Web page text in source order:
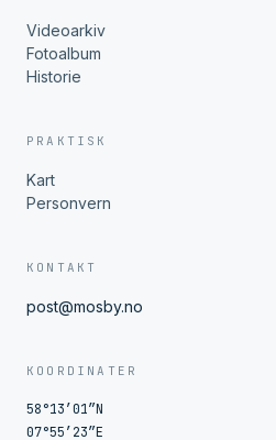
Videoarkiv
Fotoalbum
Historie
PRAKTISK
Kart
Personvern
KONTAKT
post@mosby.no
KOORDINATER
58°13′01″N
07°55′23″E